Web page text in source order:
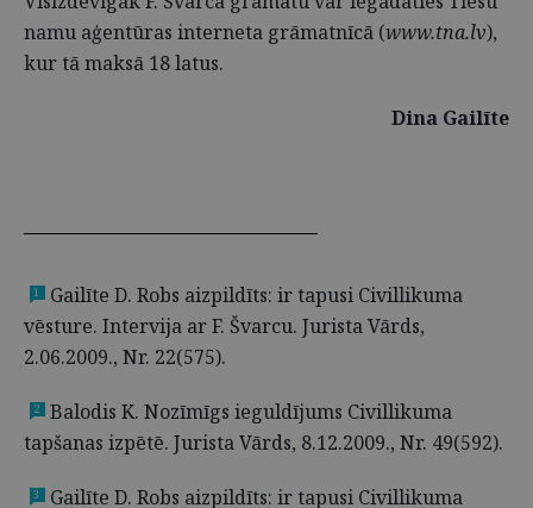
namu aģentūras interneta grāmatnīcā (www.tna.lv),
kur tā maksā 18 latus.
Dina Gailīte
1
Gailīte D. Robs aizpildīts: ir tapusi Civillikuma
vēsture. Intervija ar F. Švarcu. Jurista Vārds,
2.06.2009., Nr. 22(575).
2
Balodis K. Nozīmīgs ieguldījums Civillikuma
tapšanas izpētē. Jurista Vārds, 8.12.2009., Nr. 49(592).
3
Gailīte D. Robs aizpildīts: ir tapusi Civillikuma